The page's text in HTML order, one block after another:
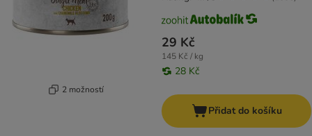
2 možností
29 Kč
145 Kč / kg
28 Kč
Přidat do košíku